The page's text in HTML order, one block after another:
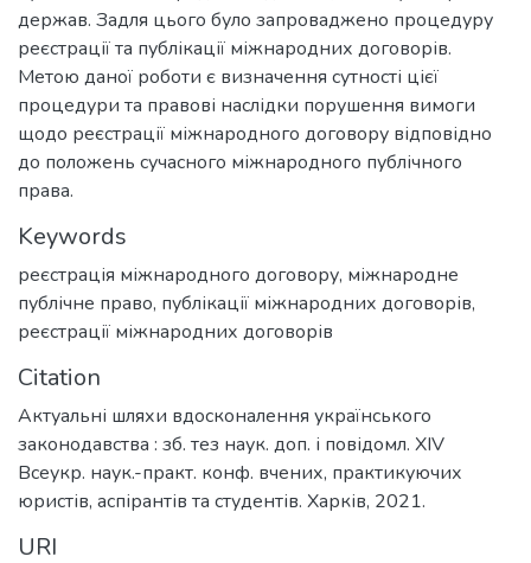
держав. Задля цього було запроваджено процедуру
реєстрації та публікації міжнародних договорів.
Метою даної роботи є визначення сутності цієї
процедури та правові наслідки порушення вимоги
щодо реєстрації міжнародного договору відповідно
до положень сучасного міжнародного публічного
права.
Keywords
реєстрація міжнародного договору, міжнародне
публічне право, публікації міжнародних договорів,
реєстрації міжнародних договорів
Citation
Актуальні шляхи вдосконалення українського
законодавства : зб. тез наук. доп. і повідомл. ХІV
Всеукр. наук.-практ. конф. вчених, практикуючих
юристів, аспірантів та студентів. Харків, 2021.
URI